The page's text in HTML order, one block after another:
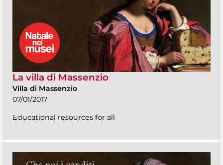
La villa di Massenzio
Villa di Massenzio
07/01/2017
Educational resources for all